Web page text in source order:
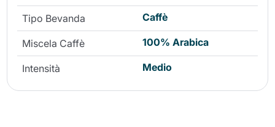
Tipo Bevanda Caffè
Miscela Caffè 100% Arabica
Intensità Medio